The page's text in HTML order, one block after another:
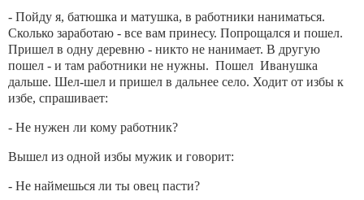
- Пойду я, батюшка и матушка, в работники наниматься.
Сколько заработаю - все вам принесу. Попрощался и пошел.
Пришел в одну деревню - никто не нанимает. В другую
пошел - и там работники не нужны. Пошел Иванушка
дальше. Шел-шел и пришел в дальнее село. Ходит от избы к
избе, спрашивает:
- Не нужен ли кому работник?
Вышел из одной избы мужик и говорит:
- Не наймешься ли ты овец пасти?